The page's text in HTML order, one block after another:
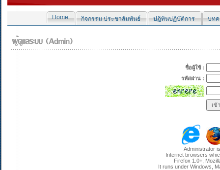
Home กิจกรรม ประชาสัมพันธ์ ปฏิทินปฏิบัติการ บทค
ชื่อผู้ใช้ :
รหัสผ่าน :
Administrator
Internet browsers
Firefox 1.0+,
It runs under Windows,